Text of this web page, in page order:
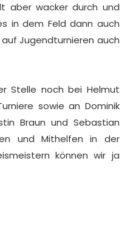
aber wacker durch und
in dem Feld dann auch
Jugendturnieren auch
Stelle noch bei Helmut
sowie an Dominik
Braun und Sebastian
und Mithelfen in der
können wir ja